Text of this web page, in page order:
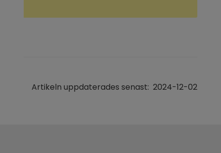
Artikeln uppdaterades senast: 2024-12-02